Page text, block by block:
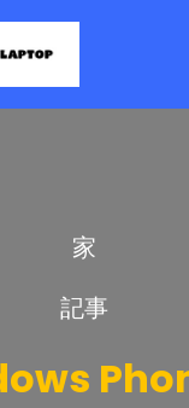
家
記事